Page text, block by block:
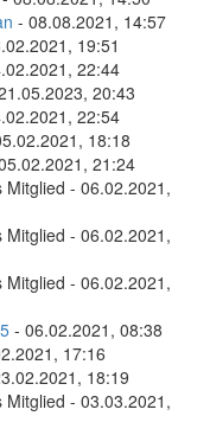
- 08.08.2021, 14:57
19:51
22:44
20:43
22:54
18:18
21:24
Mitglied - 06.02.2021,
Mitglied - 06.02.2021,
Mitglied - 06.02.2021,
- 06.02.2021, 08:38
17:16
18:19
Mitglied - 03.03.2021,